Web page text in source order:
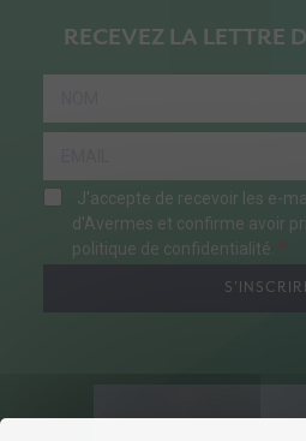
RECEVEZ LA LETTRE
J'accepte de recevoir les e-
d'Avermes et confirme avoir
politique de confidentialité.